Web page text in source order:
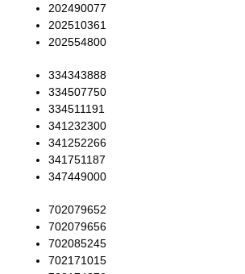
202490077
202510361
202554800
334343888
334507750
334511191
341232300
341252266
341751187
347449000
702079652
702079656
702085245
702171015